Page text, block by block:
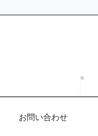
お問い合わせ